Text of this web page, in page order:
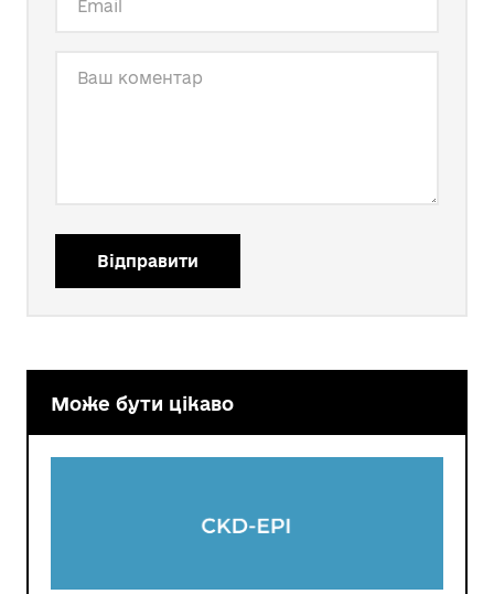
Відправити
Може бути цікаво